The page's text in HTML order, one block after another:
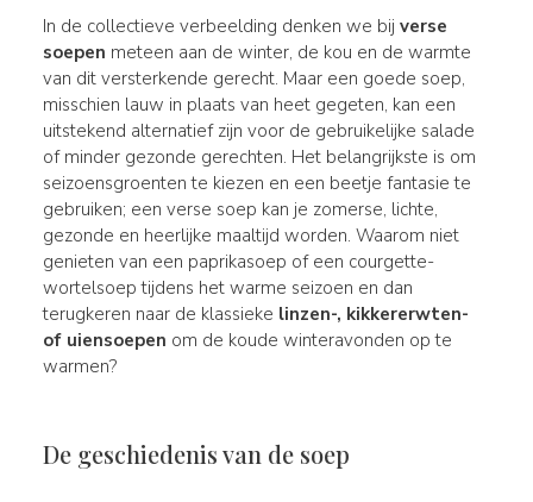
In de collectieve verbeelding denken we bij verse
soepen meteen aan de winter, de kou en de warmte
van dit versterkende gerecht. Maar een goede soep,
misschien lauw in plaats van heet gegeten, kan een
uitstekend alternatief zijn voor de gebruikelijke salade
of minder gezonde gerechten. Het belangrijkste is om
seizoensgroenten te kiezen en een beetje fantasie te
gebruiken; een verse soep kan je zomerse, lichte,
gezonde en heerlijke maaltijd worden. Waarom niet
genieten van een paprikasoep of een courgette-
wortelsoep tijdens het warme seizoen en dan
terugkeren naar de klassieke linzen-, kikkererwten-
of uiensoepen om de koude winteravonden op te
warmen?
De geschiedenis van de soep